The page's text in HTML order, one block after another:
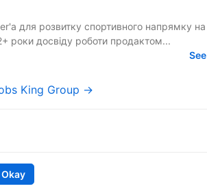
для розвитку спортивного напрямку на
— 2+ роки досвіду роботи продактом...
See
King Group →
Remote tech jobs in Europe
Okay